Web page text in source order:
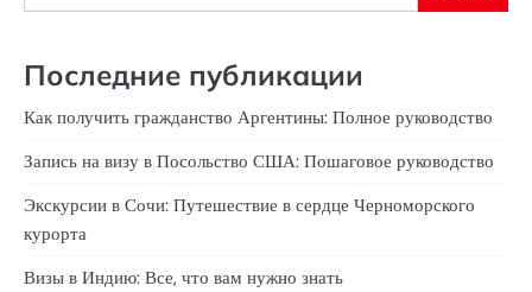
Последние публикации
Как получить гражданство Аргентины: Полное руководство
Запись на визу в Посольство США: Пошаговое руководство
Экскурсии в Сочи: Путешествие в сердце Черноморского
курорта
Визы в Индию: Все, что вам нужно знать